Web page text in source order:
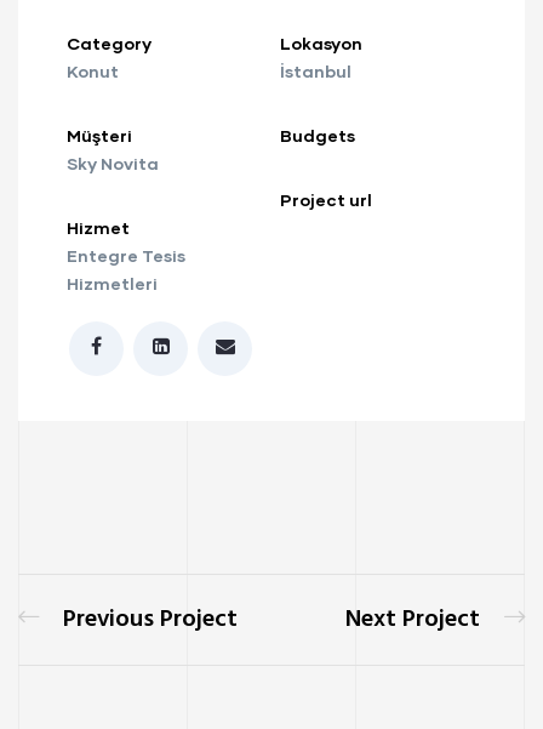
Category
Konut
Müşteri
Sky Novita
Hizmet
Entegre Tesis
Hizmetleri
Lokasyon
İstanbul
Budgets
Project url
Previous Project Next Project